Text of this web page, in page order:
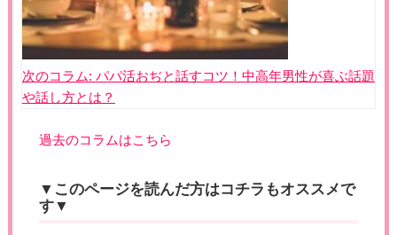
次のコラム: パパ活おぢと話すコツ！中高年男性が喜ぶ話題
や話し方とは？
過去のコラムはこちら
▼このページを読んだ方はコチラもオススメで
す▼